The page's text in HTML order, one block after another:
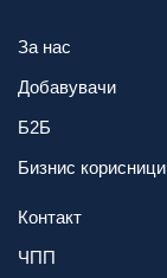
За нас
Добавувачи
Б2Б
Бизнис корисници
Контакт
ЧПП